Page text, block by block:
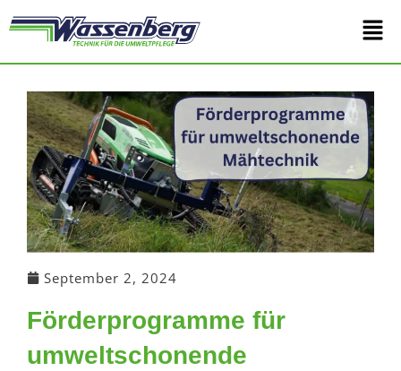
Inhalt
springen
Main
September 2, 2024
Förderprogramme für
umweltschonende